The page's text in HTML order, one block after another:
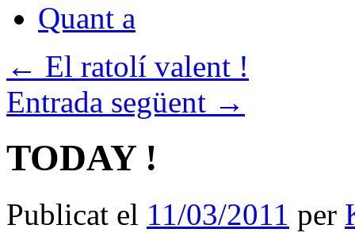
Quant a
← El ratolí valent !
Entrada següent →
TODAY !
Publicat el 11/03/2011 per